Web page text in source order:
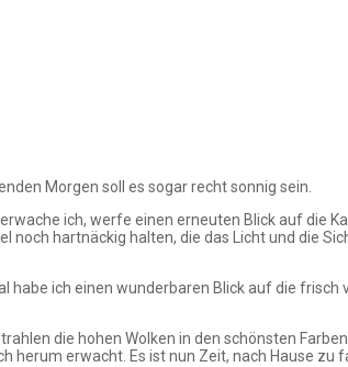
Morgen soll es sogar recht sonnig sein.
ich, werfe einen erneuten Blick auf die
hartnäckig halten, die das Licht und die
habe ich einen wunderbaren Blick auf die frisch
die hohen Wolken in den schönsten
herum erwacht. Es ist nun Zeit, nach Hause zu